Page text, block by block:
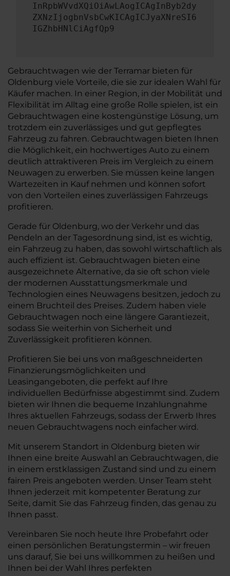
InRpbWVvdXQiOiAwLAogICAgInByb2dy
ZXNzIjogbnVsbCwKICAgICJyaXNreSI6
IGZhbHNlCiAgfQp9
Gebrauchtwagen wie der Terramar bieten für
Oldenburg viele Vorteile, die sie zur idealen Wahl für
Käufer machen. In einer Region, in der Mobilität und
Flexibilität im Alltag eine große Rolle spielen, ist ein
Gebrauchtwagen eine kostengünstige Lösung, um
trotzdem ein zuverlässiges und gut gepflegtes
Fahrzeug zu fahren. Gebrauchtwagen bieten Ihnen
die Möglichkeit, ein hochwertiges Auto zu einem
deutlich attraktiveren Preis im Vergleich zu einem
Neuwagen zu erwerben. Sie müssen keine langen
Wartezeiten in Kauf nehmen und können sofort
von den Vorteilen eines zuverlässigen Fahrzeugs
profitieren.
Gerade für Oldenburg, wo der Verkehr und das
Pendeln an der Tagesordnung sind, ist es wichtig,
ein Fahrzeug zu haben, das sowohl wirtschaftlich als
auch effizient ist. Gebrauchtwagen bieten eine
ausgezeichnete Alternative, da sie oft schon viele
der modernen Ausstattungsmerkmale und
Technologien eines Neuwagens besitzen, jedoch zu
einem Bruchteil des Preises. Zudem haben viele
Gebrauchtwagen noch eine längere Garantiezeit,
sodass Sie weiterhin von Sicherheit und
Zuverlässigkeit profitieren können.
Profitieren Sie bei uns von maßgeschneiderten
Finanzierungsmöglichkeiten und
Leasingangeboten, die perfekt auf Ihre
individuellen Bedürfnisse abgestimmt sind. Zudem
bieten wir Ihnen die bequeme Inzahlungnahme
Ihres aktuellen Fahrzeugs, sodass der Erwerb Ihres
neuen Gebrauchtwagens noch einfacher wird.
Mit unserem Standort in Oldenburg bieten wir
Ihnen eine breite Auswahl an Gebrauchtwagen, die
in einem erstklassigen Zustand sind und zu einem
fairen Preis angeboten werden. Unser Team steht
Ihnen jederzeit mit kompetenter Beratung zur
Seite, damit Sie das Fahrzeug finden, das genau zu
Ihnen passt.
Vereinbaren Sie noch heute Ihre Probefahrt oder
einen persönlichen Beratungstermin – wir freuen
uns darauf, Sie bei uns willkommen zu heißen und
Ihnen bei der Wahl Ihres perfekten